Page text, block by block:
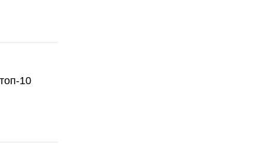
10